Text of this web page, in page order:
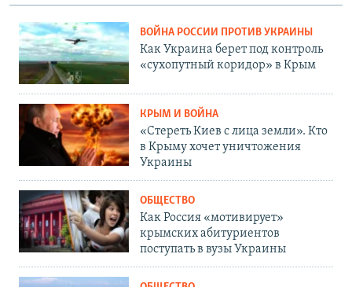
ВОЙНА РОССИИ ПРОТИВ УКРАИНЫ
Как Украина берет под контроль
«сухопутный коридор» в Крым
КРЫМ И ВОЙНА
«Стереть Киев с лица земли». Кто
в Крыму хочет уничтожения
Украины
ОБЩЕСТВО
Как Россия «мотивирует»
крымских абитуриентов
поступать в вузы Украины